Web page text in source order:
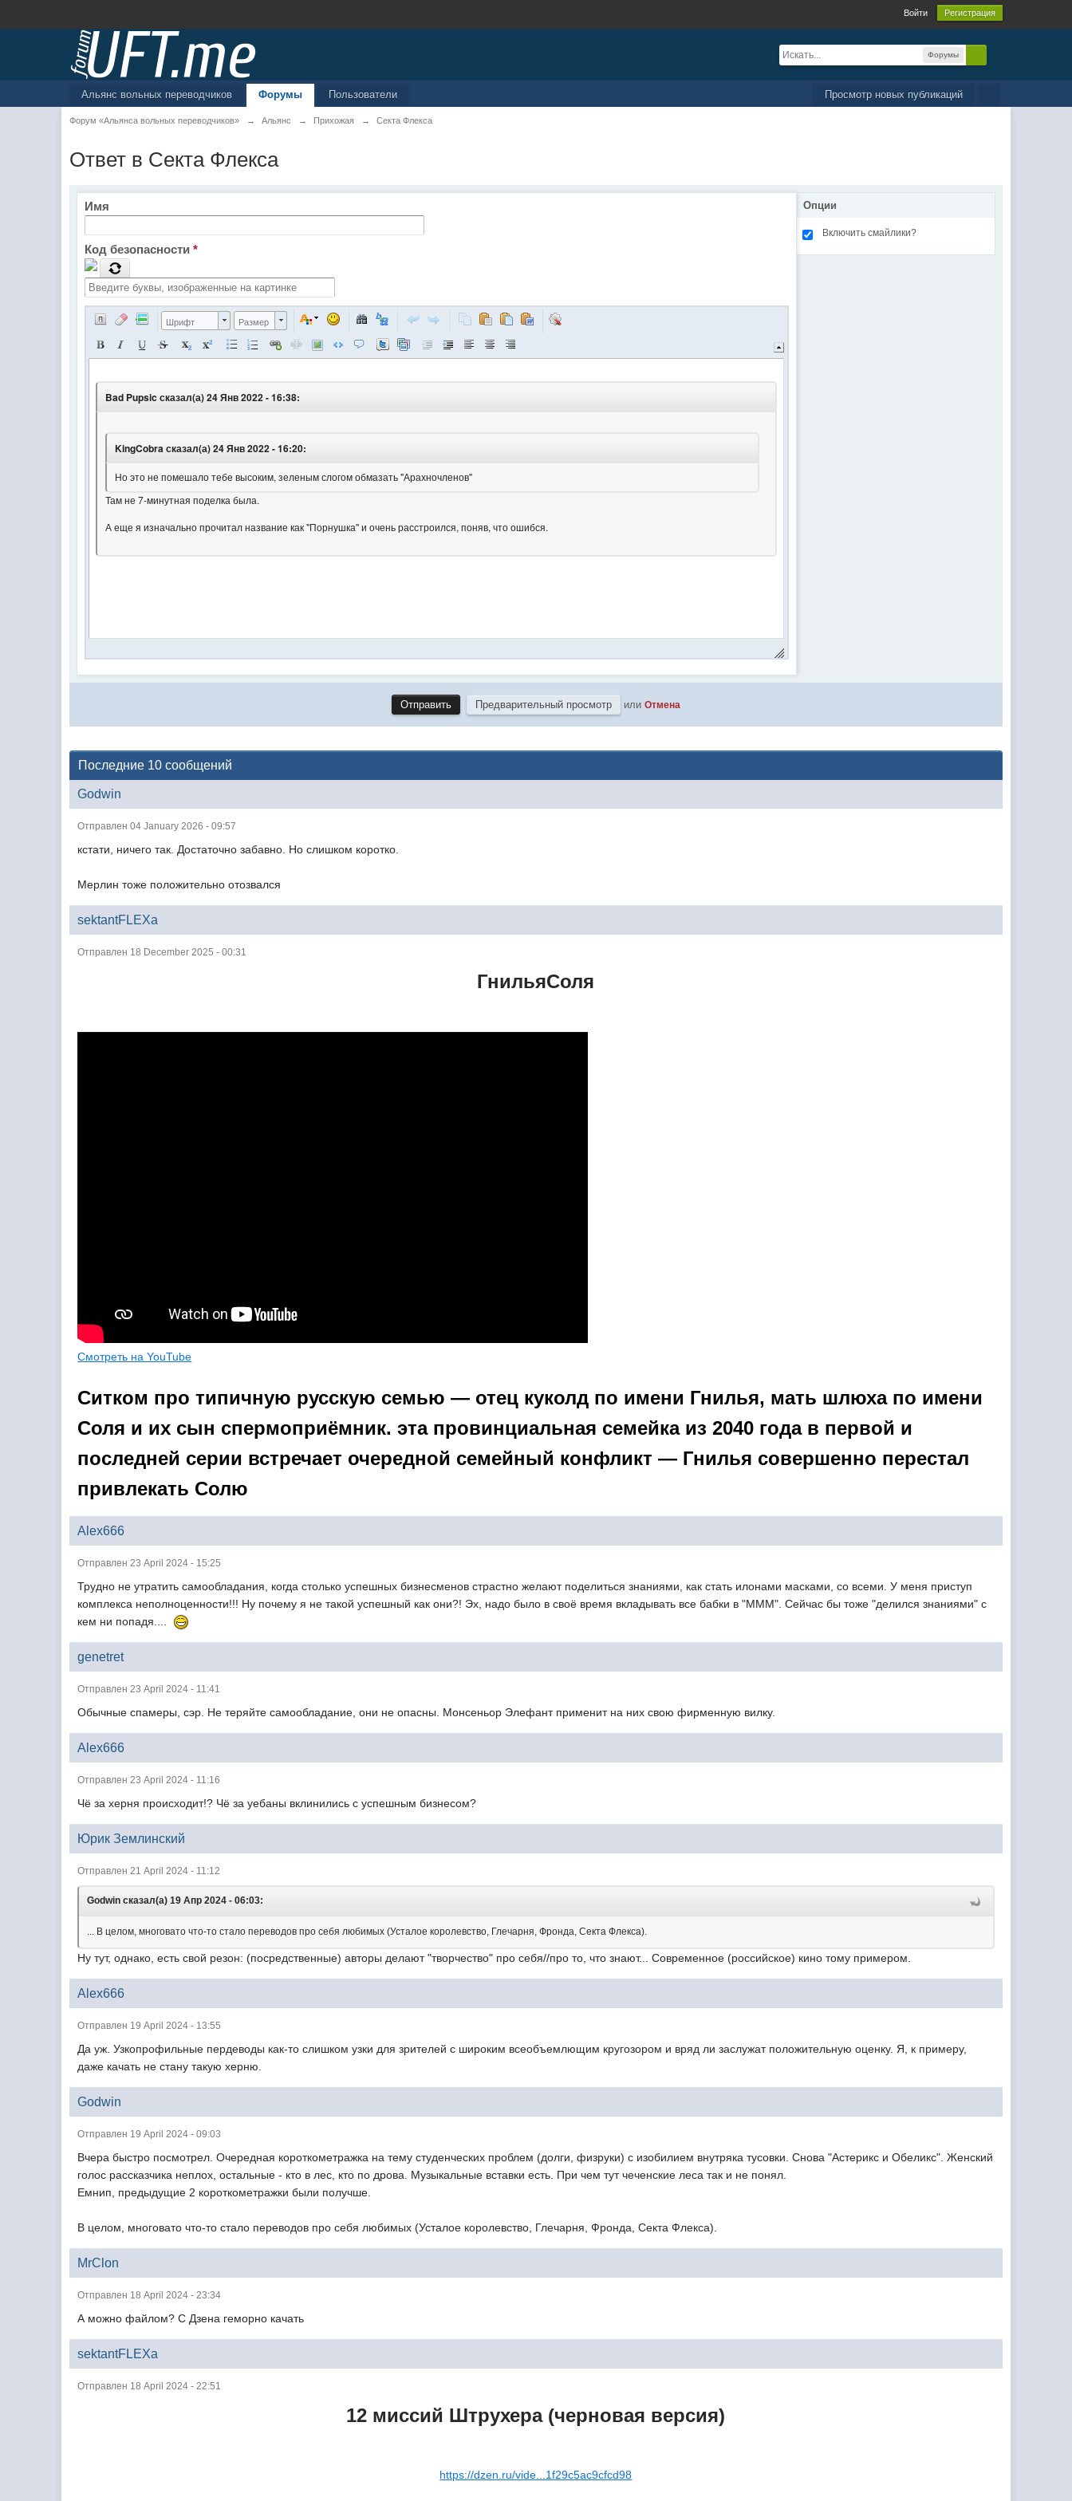
Войти Регистрация
Форумы
Просмотр новых публикаций
Альянс вольных переводчиков Форумы Пользователи
Форум «Альянса вольных переводчиков» → Альянс → Прихожая → Секта Флекса
Ответ в Секта Флекса
Опции
Включить смайлики?
Имя
Код безопасности*
Шрифт Размер
или Отмена
Последние 10 сообщений
Godwin
Отправлен 04 January 2026 - 09:57
кстати, ничего так. Достаточно забавно. Но слишком коротко.
Мерлин тоже положительно отозвался
sektantFLEXa
Отправлен 18 December 2025 - 00:31
ГнильяСоля
Смотреть на YouTube
Ситком про типичную русскую семью — отец куколд по имени Гнилья, мать шлюха по имени
Соля и их сын спермоприёмник. эта провинциальная семейка из 2040 года в первой и
последней серии встречает очередной семейный конфликт — Гнилья совершенно перестал
привлекать Солю
Alex666
Отправлен 23 April 2024 - 15:25
Трудно не утратить самообладания, когда столько успешных бизнесменов страстно желают поделиться знаниями, как стать илонами масками, со всеми. У меня приступ
комплекса неполноценности!!! Ну почему я не такой успешный как они?! Эх, надо было в своё время вкладывать все бабки в "МММ". Сейчас бы тоже "делился знаниями" с
кем ни попадя....
genetret
Отправлен 23 April 2024 - 11:41
Обычные спамеры, сэр. Не теряйте самообладание, они не опасны. Монсеньор Элефант применит на них свою фирменную вилку.
Alex666
Отправлен 23 April 2024 - 11:16
Чё за херня происходит!? Чё за уебаны вклинились с успешным бизнесом?
Юрик Землинский
Отправлен 21 April 2024 - 11:12
Godwin сказал(а) 19 Апр 2024 - 06:03:
... В целом, многовато что-то стало переводов про себя любимых (Усталое королевство, Глечарня, Фронда, Секта Флекса).
Ну тут, однако, есть свой резон: (посредственные) авторы делают "творчество" про себя//про то, что знают... Современное (российское) кино тому примером.
Alex666
Отправлен 19 April 2024 - 13:55
Да уж. Узкопрофильные пердеводы как-то слишком узки для зрителей с широким всеобъемлющим кругозором и вряд ли заслужат положительную оценку. Я, к примеру,
даже качать не стану такую херню.
Godwin
Отправлен 19 April 2024 - 09:03
Вчера быстро посмотрел. Очередная короткометражка на тему студенческих проблем (долги, физруки) с изобилием внутряка тусовки. Снова "Астерикс и Обеликс". Женский
голос рассказчика неплох, остальные - кто в лес, кто по дрова. Музыкальные вставки есть. При чем тут чеченские леса так и не понял.
Емнип, предыдущие 2 короткометражки были получше.
В целом, многовато что-то стало переводов про себя любимых (Усталое королевство, Глечарня, Фронда, Секта Флекса).
MrClon
Отправлен 18 April 2024 - 23:34
А можно файлом? С Дзена геморно качать
sektantFLEXa
Отправлен 18 April 2024 - 22:51
12 миссий Штрухера (черновая версия)
https://dzen.ru/vide...1f29c5ac9cfcd98